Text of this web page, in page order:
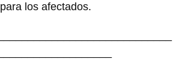
los afectados.